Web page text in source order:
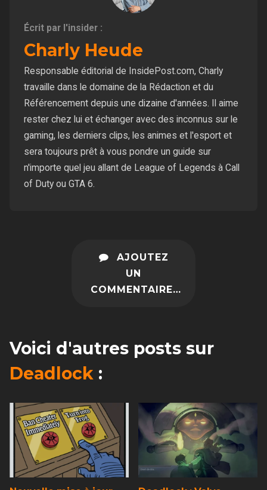
Écrit par l'insider :
Charly Heude
Responsable éditorial de InsidePost.com, Charly
travaille dans le domaine de la Rédaction et du
Référencement depuis une dizaine d'années. Il aime
rester chez lui et échanger avec des inconnus sur le
gaming, les derniers clips, les animes et l'esport et
sera toujours prêt à vous pondre un guide sur
n'importe quel jeu allant de League of Legends à Call
of Duty ou GTA 6.
AJOUTEZ
UN
COMMENTAIRE…
Voici d'autres posts sur
Deadlock :